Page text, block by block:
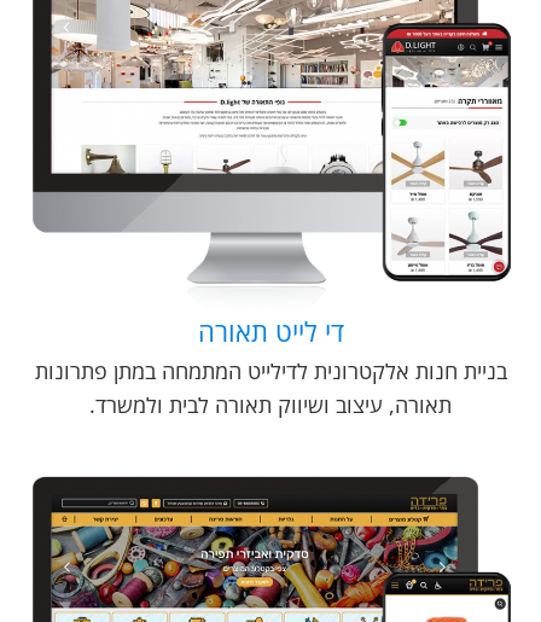
די לייט תאורה
בניית חנות אלקטרונית לדילייט המתמחה במתן פתרונות
תאורה, עיצוב ושיווק תאורה לבית ולמשרד.